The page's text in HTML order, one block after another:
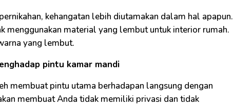
kehangatan lebih diutamakan dalam hal apapun.
menggunakan material yang lembut untuk interior rumah.
yang lembut.
pintu kamar mandi
membuat pintu utama berhadapan langsung dengan
membuat Anda tidak memiliki privasi dan tidak